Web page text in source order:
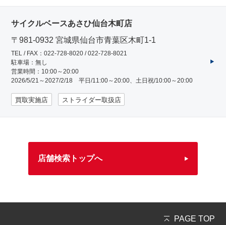
サイクルベースあさひ仙台木町店
〒981-0932 宮城県仙台市青葉区木町1-1
TEL / FAX：022-728-8020 / 022-728-8021
駐車場：無し
営業時間：10:00～20:00
2026/5/21～2027/2/18 平日/11:00～20:00、土日祝/10:00～20:00
買取実施店 ストライダー取扱店
店舗検索トップへ
PAGE TOP